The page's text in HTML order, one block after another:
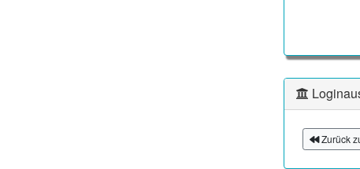
Zurück